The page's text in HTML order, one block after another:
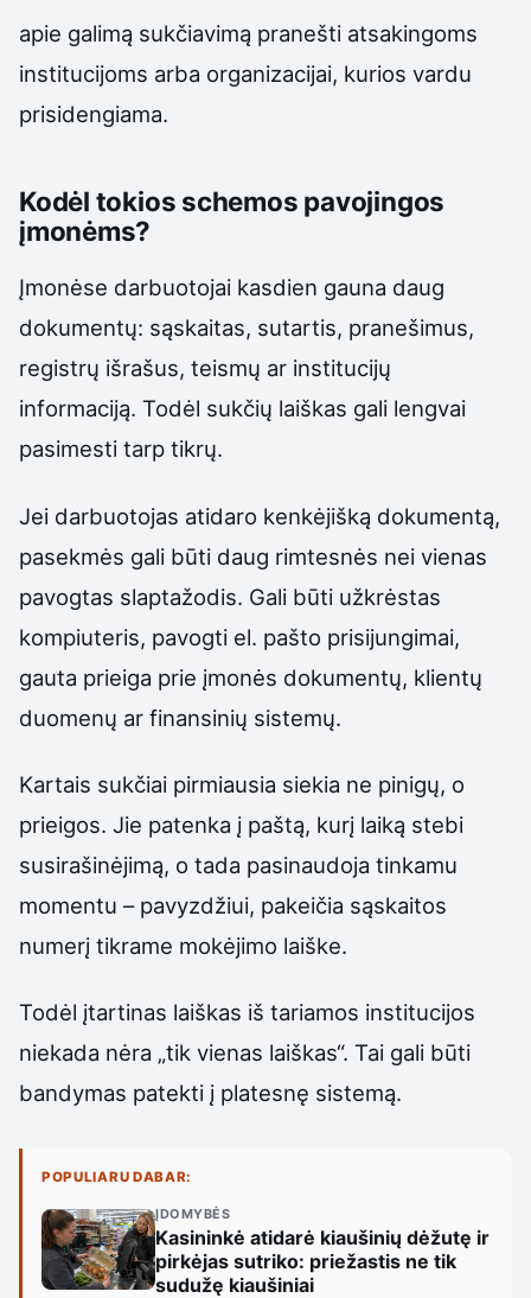
apie galimą sukčiavimą pranešti atsakingoms
institucijoms arba organizacijai, kurios vardu
prisidengiama.
Kodėl tokios schemos pavojingos
įmonėms?
Įmonėse darbuotojai kasdien gauna daug
dokumentų: sąskaitas, sutartis, pranešimus,
registrų išrašus, teismų ar institucijų
informaciją. Todėl sukčių laiškas gali lengvai
pasimesti tarp tikrų.
Jei darbuotojas atidaro kenkėjišką dokumentą,
pasekmės gali būti daug rimtesnės nei vienas
pavogtas slaptažodis. Gali būti užkrėstas
kompiuteris, pavogti el. pašto prisijungimai,
gauta prieiga prie įmonės dokumentų, klientų
duomenų ar finansinių sistemų.
Kartais sukčiai pirmiausia siekia ne pinigų, o
prieigos. Jie patenka į paštą, kurį laiką stebi
susirašinėjimą, o tada pasinaudoja tinkamu
momentu – pavyzdžiui, pakeičia sąskaitos
numerį tikrame mokėjimo laiške.
Todėl įtartinas laiškas iš tariamos institucijos
niekada nėra „tik vienas laiškas“. Tai gali būti
bandymas patekti į platesnę sistemą.
POPULIARU DABAR:
ĮDOMYBĖS
Kasininkė atidarė kiaušinių dėžutę ir
pirkėjas sutriko: priežastis ne tik
sudužę kiaušiniai